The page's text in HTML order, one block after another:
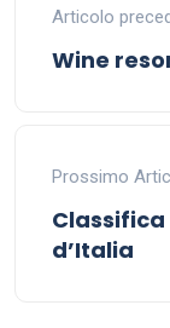
Articolo
Wine
Prossimo
Classifica
d’Italia